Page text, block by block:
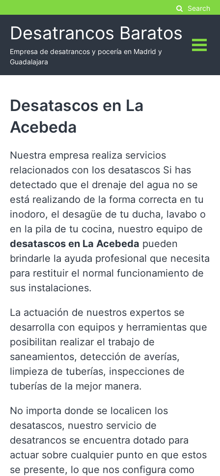
content
Search
Desatrancos Baratos
Empresa de desatrancos y pocería en Madrid y
Guadalajara
Desatascos en La
Acebeda
Nuestra empresa realiza servicios
relacionados con los desatascos Si has
detectado que el drenaje del agua no se
está realizando de la forma correcta en tu
inodoro, el desagüe de tu ducha, lavabo o
en la pila de tu cocina, nuestro equipo de
desatascos en La Acebeda pueden
brindarle la ayuda profesional que necesita
para restituir el normal funcionamiento de
sus instalaciones.
La actuación de nuestros expertos se
desarrolla con equipos y herramientas que
posibilitan realizar el trabajo de
saneamientos, detección de averías,
limpieza de tuberías, inspecciones de
tuberías de la mejor manera.
No importa donde se localicen los
desatascos, nuestro servicio de
desatrancos se encuentra dotado para
actuar sobre cualquier punto en que estos
se presente, lo que nos configura como